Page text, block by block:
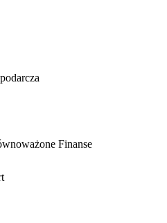
Finanse